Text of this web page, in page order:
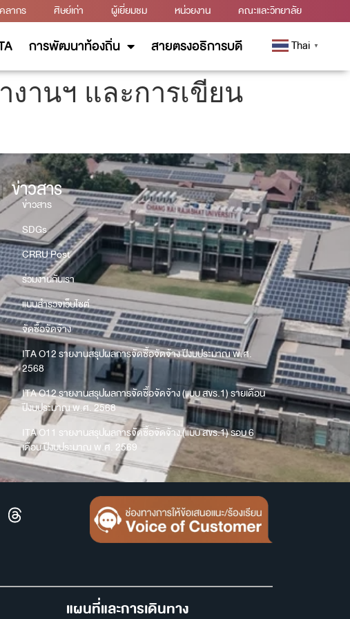
ลากร ศิษย์เก่า ผู้เยี่ยมชม หน่วยงาน คณะและวิทยาลัย
การพัฒนาท้องถิ่น สายตรงอธิการบดี Thai ▼
งานฯ และการเขียน
ข่าวสาร
ข่าวสาร
SDGs
CRRU Post
ร่วมงานกับเรา
แบบสำรวจเว็บไซต์
จัดซื้อจัดจ้าง
ITA O12 รายงานสรุปผลการจัดซื้อจัดจ้าง ปีงบประมาณ พ.ศ.
2568
ITA O12 รายงานสรุปผลการจัดซื้อจัดจ้าง (แบบ สขร.1) รายเดือน
ปีงบประมาณ พ.ศ. 2568
ITA O11 รายงานสรุปผลการจัดซื้อจัดจ้าง (แบบ สขร.1) รอบ 6
เดือน ปีงบประมาณ พ.ศ. 2569
แผนที่และการเดินทาง